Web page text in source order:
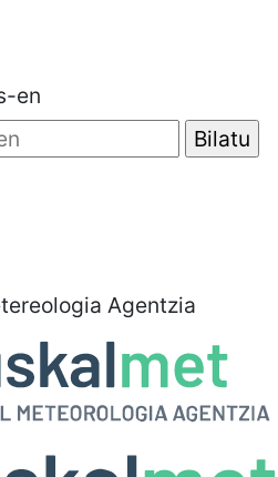
en
Agentzia